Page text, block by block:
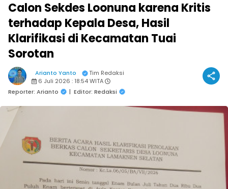
Calon Sekdes Loonuna karena Kritis
terhadap Kepala Desa, Hasil
Klarifikasi di Kecamatan Tuai
Sorotan
Arianto Yanto
Tim Redaksi
6 Juli 2026 : 18:54 WITA
Reporter: Arianto
| Editor: Redaksi